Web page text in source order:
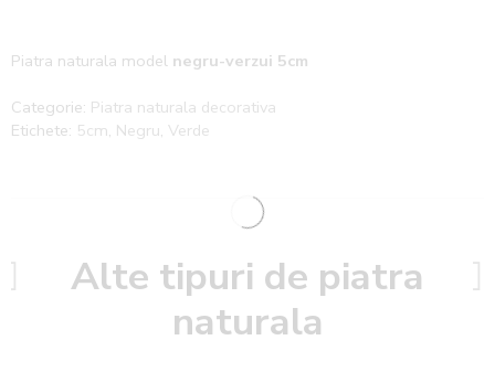
Piatra naturala model negru-verzui 5cm
Categorie: Piatra naturala decorativa
Etichete: 5cm, Negru, Verde
Alte tipuri de piatra
naturala